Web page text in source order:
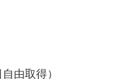
由取得）